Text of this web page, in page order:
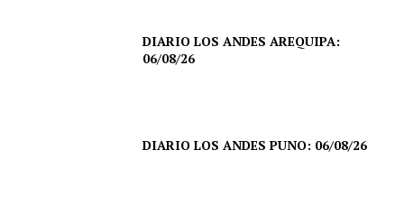
DIARIO LOS ANDES AREQUIPA:
06/08/26
DIARIO LOS ANDES PUNO: 06/08/26